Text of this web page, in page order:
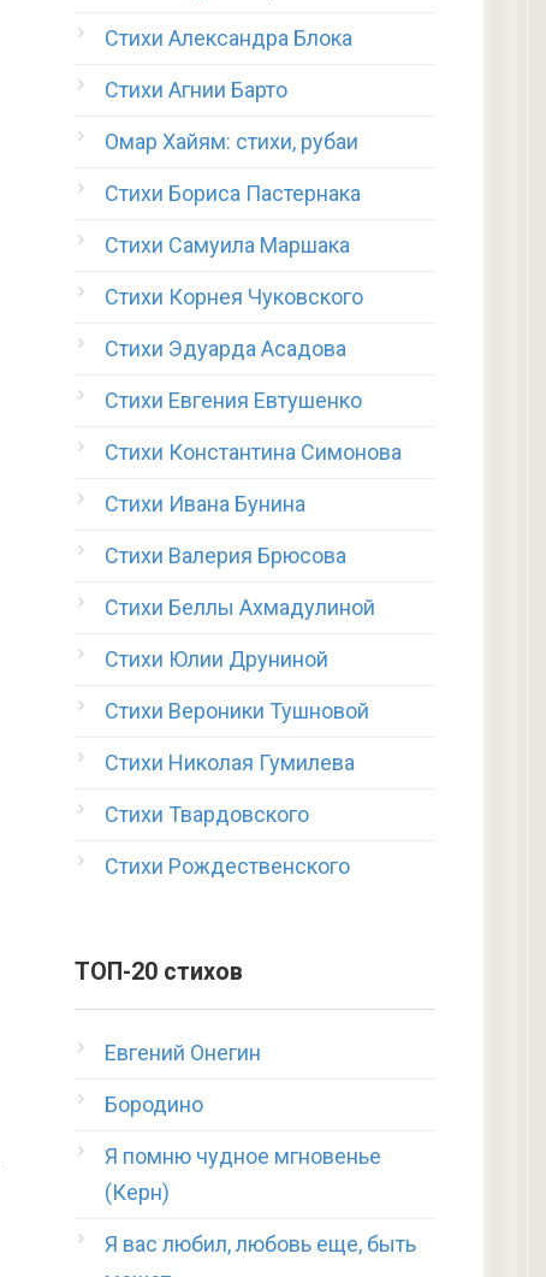
Стихи Александра Блока
Стихи Агнии Барто
Омар Хайям: стихи, рубаи
Стихи Бориса Пастернака
Стихи Самуила Маршака
Стихи Корнея Чуковского
Стихи Эдуарда Асадова
Стихи Евгения Евтушенко
Стихи Константина Симонова
Стихи Ивана Бунина
Стихи Валерия Брюсова
Стихи Беллы Ахмадулиной
Стихи Юлии Друниной
Стихи Вероники Тушновой
Стихи Николая Гумилева
Стихи Твардовского
Стихи Рождественского
ТОП-20 стихов
Евгений Онегин
Бородино
Я помню чудное мгновенье
(Керн)
Я вас любил, любовь еще, быть